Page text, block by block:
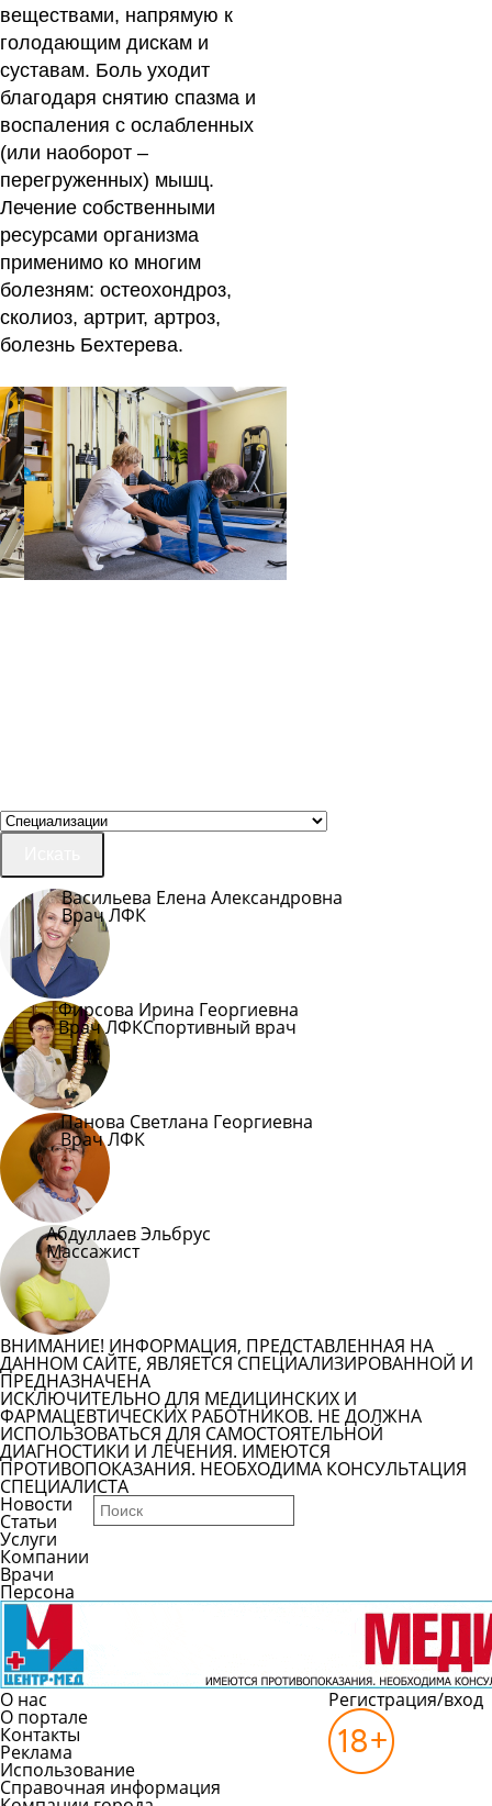
веществами, напрямую к
голодающим дискам и
суставам. Боль уходит
благодаря снятию спазма и
воспаления с ослабленных
(или наоборот –
перегруженных) мышц.
Лечение собственными
ресурсами организма
применимо ко многим
болезням: остеохондроз,
сколиоз, артрит, артроз,
болезнь Бехтерева.
Васильева Елена Александровна
Врач ЛФК
Фирсова Ирина Георгиевна
Врач ЛФКСпортивный врач
Панова Светлана Георгиевна
Врач ЛФК
Абдуллаев Эльбрус
Массажист
ВНИМАНИЕ! ИНФОРМАЦИЯ, ПРЕДСТАВЛЕННАЯ НА
ДАННОМ САЙТЕ, ЯВЛЯЕТСЯ СПЕЦИАЛИЗИРОВАННОЙ И
ПРЕДНАЗНАЧЕНА
ИСКЛЮЧИТЕЛЬНО ДЛЯ МЕДИЦИНСКИХ И
ФАРМАЦЕВТИЧЕСКИХ РАБОТНИКОВ. НЕ ДОЛЖНА
ИСПОЛЬЗОВАТЬСЯ ДЛЯ САМОСТОЯТЕЛЬНОЙ
ДИАГНОСТИКИ И ЛЕЧЕНИЯ. ИМЕЮТСЯ
ПРОТИВОПОКАЗАНИЯ. НЕОБХОДИМА КОНСУЛЬТАЦИЯ
СПЕЦИАЛИСТА
Новости
Статьи
Услуги
Компании
Врачи
Персона
О нас
О портале
Контакты
Реклама
Использование
Справочная информация
Регистрация/вход